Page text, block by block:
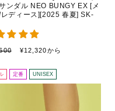
ンダル NEO BUNGY EX [メ
レディース][2025 春夏] SK-
セ
ル
価
¥12,320から
定番 UNISEX